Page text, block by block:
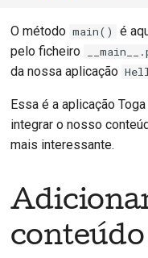
O método main()
é
pelo ficheiro
da nossa aplicação
Essa é a aplicação
integrar o nosso
mais interessante.